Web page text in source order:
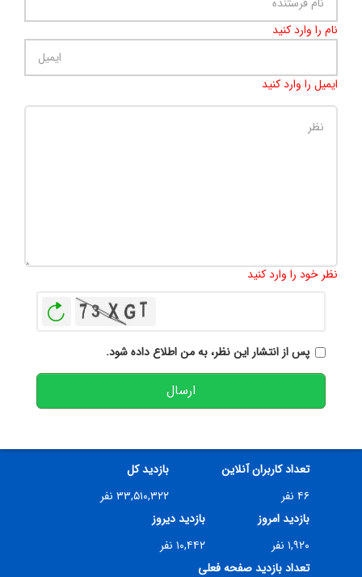
نام را وارد کنید
ایمیل را وارد کنید
نظر خود را وارد کنید
پس از انتشار این نظر، به من اطلاع داده شود.
ارسال
تعداد کاربران آنلاین
۴۶ نفر
بازدید کل
۳۳,۵۱۰,۳۲۲ نفر
بازدید امروز
۱,۹۲۰ نفر
بازدید دیروز
۱۰,۴۴۲ نفر
تعداد بازدید صفحه فعلی